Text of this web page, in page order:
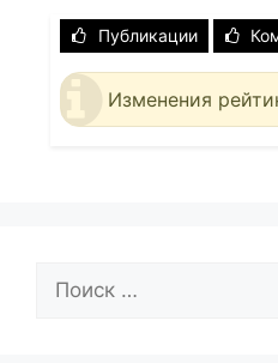
Публикации
Изменения